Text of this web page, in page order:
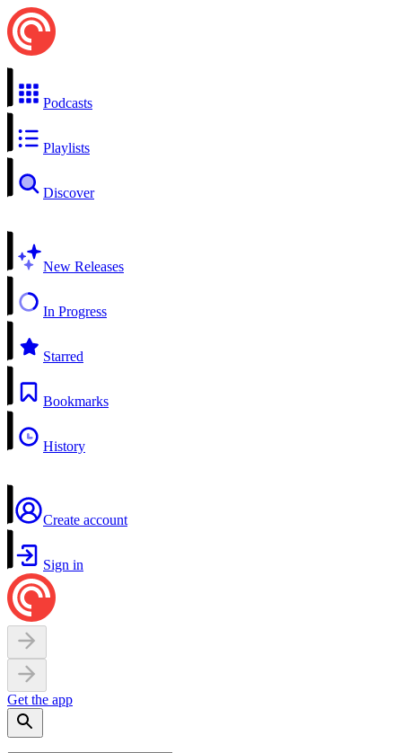
Podcasts
Playlists
Discover
New Releases
In Progress
Starred
Bookmarks
History
Create account
Sign in
Get the app